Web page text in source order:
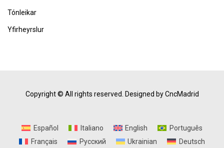
Tónleikar
Yfirheyrslur
Copyright © All rights reserved. Designed by CncMadrid
Español Italiano English
Português
Français
Русский Ukrainian Deutsch